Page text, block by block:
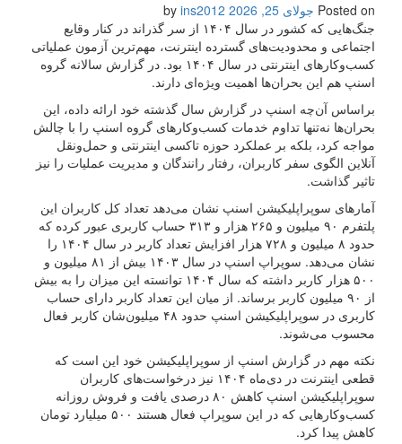
Posted on جولای 25, 2026
ins2012
جنگ‌هایی که کشور در سال ۱۴۰۴ از سر گذراند در کنار وقایع
اجتماعی و محدودیت‌های گسترده اینترنت، مهم‌ترین آزمون عملیاتی
کسب‌وکارهای اینترنتی در سال ۱۴۰۴ بود. در گزارش سالانه گروه
اسنپ هم این بحران‌ها اهمیت ویژه‌ای دارند.
براساس آن‌چه اسنپ در گزارش سال گذشته خود ارائه داده، این
بحران‌ها نه‌تنها تداوم خدمات کسب‌وکارهای گروه اسنپ را با چالش
مواجه کرد، بلکه بر عملکرد حوزه تاکسی اینترنتی و حمل‌ونقل
آنلاین الگوی سفر کاربران، رفتار رانندگان و مدیریت عملیات را نیز
تاثیر گذاشت.
آمارهای سوپراپلیکیشن اسنپ نشان می‌دهد تعداد کل کاربران این
پلتفرم ۹۰ میلیون و ۲۶۵ هزار و ۳۱۳ حساب کاربری عبور کرده که
حدود ۸ میلیون و ۷۲۸ هزار افزایش تعداد کاربر در سال ۱۴۰۴ را
نشان می‌دهد. سوپراپ اسنپ در سال ۱۴۰۳ بیش از ۸۱ میلیون و
۵۰۰ هزار کاربر داشته که سال ۱۴۰۴ توانسته این میزان را به بیش
از ۹۰ میلیون کاربر برساند. از میان این تعداد کاربر دارای حساب
کاربری در سوپراپلیکیشن اسنپ حدود ۴۸ میلیون‌شان کاربر فعال
محسوب می‌شوند.
نکته مهم در گزارش اسنپ از سوپراپلیکیشن خود این است که
قطعی اینترنت در دی‌ماه ۱۴۰۴ نیز درخواست‌های کاربران
سوپراپلیکیشن اسنپ کاهش ۸۰ درصدی یافت و فروش روزانه
کسب‌وکارهایی که در این سوپراپ فعال هستند ۵۰۰ میلیارد تومان
کاهش پیدا کرد.